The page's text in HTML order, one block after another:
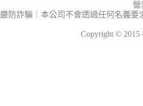
營
嚴防詐騙｜本公司不會透過任何名義
Copyright ©